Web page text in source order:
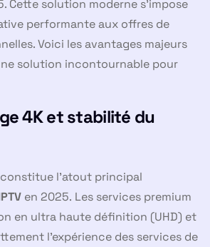
Cette solution moderne s’impose
performante aux offres de
Voici les avantages majeurs
solution incontournable pour
4K et stabilité du
l’atout principal
en 2025. Les services premium
en ultra haute définition (UHD) et
l’expérience des services de